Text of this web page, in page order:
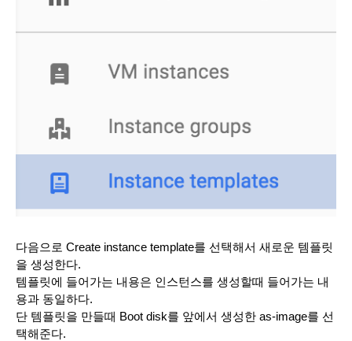
다음으로 Create instance template를 선택해서 새로운 템플릿
을 생성한다.
템플릿에 들어가는 내용은 인스턴스를 생성할때 들어가는 내
용과 동일하다.
단 템플릿을 만들때 Boot disk를 앞에서 생성한 as-image를 선
택해준다.